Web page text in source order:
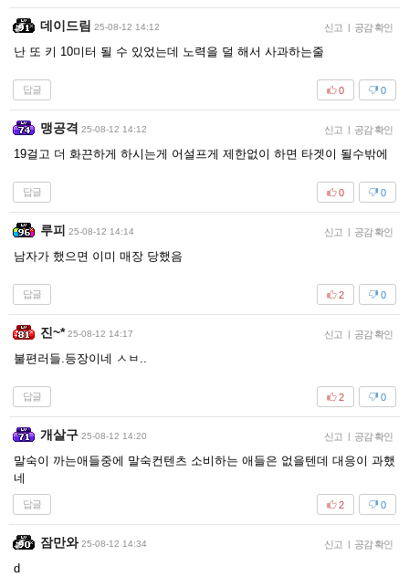
데이드림 25-08-12 14:12 신고 | 공감 확인
난 또 키 10미터 될 수 있었는데 노력을 덜 해서 사과하는줄
답글 0
0
맹공격 25-08-12 14:12 신고 | 공감 확인
19걸고 더 화끈하게 하시는게 어설프게 제한없이 하면 타겟이 될수밖에
답글 0
0
루피 25-08-12 14:14 신고 | 공감 확인
남자가 했으면 이미 매장 당했음
답글 0
2
진~* 25-08-12 14:17 신고 | 공감 확인
불편러들.등장이네 ㅅㅂ..
답글 0
2
개살구 25-08-12 14:20 신고 | 공감 확인
말숙이 까는애들중에 말숙컨텐츠 소비하는 애들은 없을텐데 대응이 과했
네
답글 0
2
잠만와 25-08-12 14:34 신고 | 공감 확인
d